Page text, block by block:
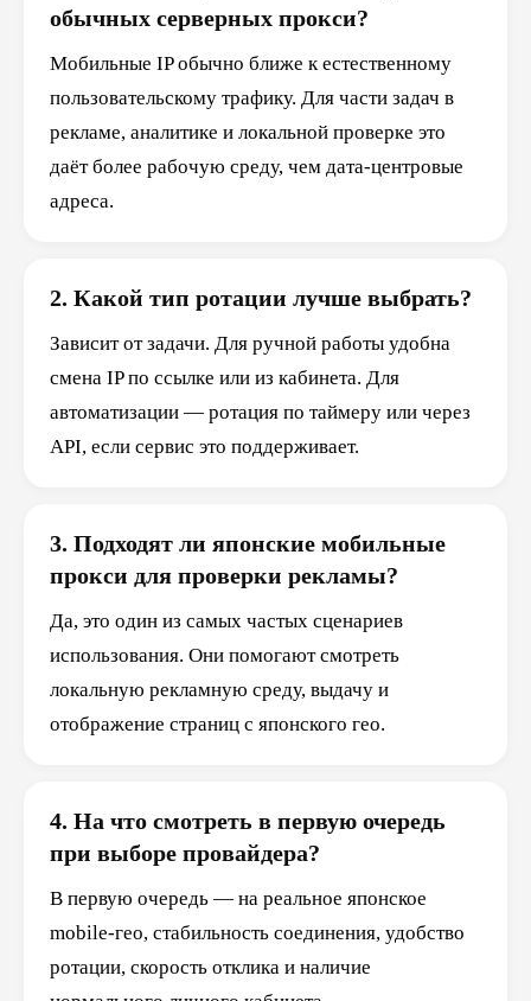
обычных серверных прокси?
Мобильные IP обычно ближе к естественному
пользовательскому трафику. Для части задач в
рекламе, аналитике и локальной проверке это
даёт более рабочую среду, чем дата-центровые
адреса.
2. Какой тип ротации лучше выбрать?
Зависит от задачи. Для ручной работы удобна
смена IP по ссылке или из кабинета. Для
автоматизации — ротация по таймеру или через
API, если сервис это поддерживает.
3. Подходят ли японские мобильные
прокси для проверки рекламы?
Да, это один из самых частых сценариев
использования. Они помогают смотреть
локальную рекламную среду, выдачу и
отображение страниц с японского гео.
4. На что смотреть в первую очередь
при выборе провайдера?
В первую очередь — на реальное японское
mobile-гео, стабильность соединения, удобство
ротации, скорость отклика и наличие